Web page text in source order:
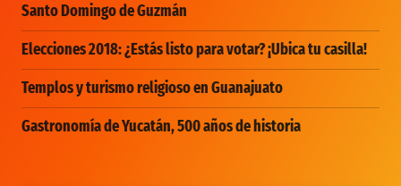
Santo Domingo de Guzmán
Elecciones 2018: ¿Estás listo para votar? ¡Ubica tu casilla!
Templos y turismo religioso en Guanajuato
Gastronomía de Yucatán, 500 años de historia